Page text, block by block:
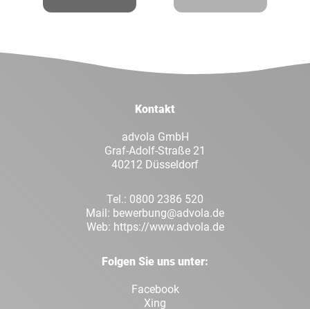
Kontakt
advola GmbH
Graf-Adolf-Straße 21
40212 Düsseldorf
Tel.: 0800 2386 520
Mail: bewerbung@advola.de
Web: https://www.advola.de
Folgen Sie uns unter:
Facebook
Xing